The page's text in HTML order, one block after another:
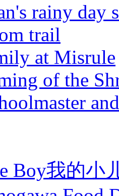
rainy day
trail
at Misrule
of the
Boy我的小